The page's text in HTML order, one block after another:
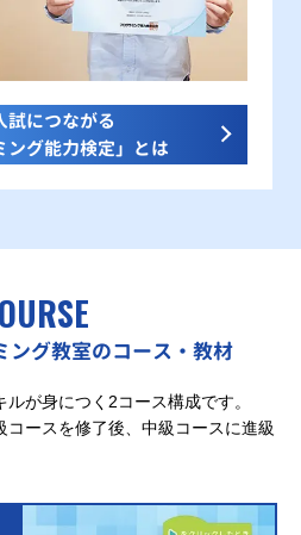
試につながる
ング能力検定」とは
ング教室のコース・教材
が身につく2コース構成です。
ースを修了後、中級コースに進級